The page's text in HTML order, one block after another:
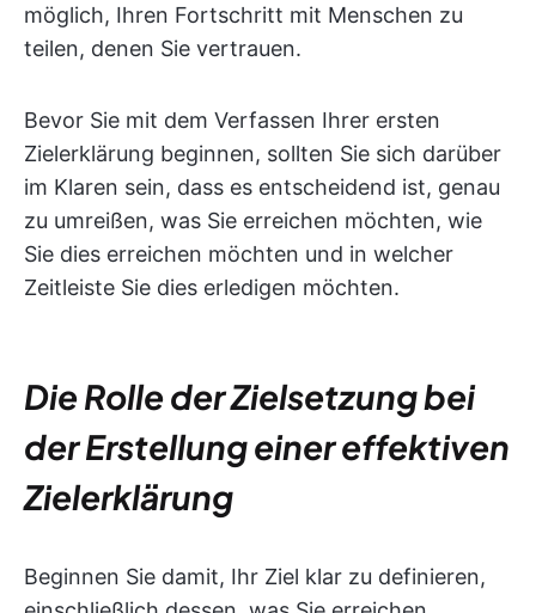
möglich, Ihren Fortschritt mit Menschen zu
teilen, denen Sie vertrauen.
Bevor Sie mit dem Verfassen Ihrer ersten
Zielerklärung beginnen, sollten Sie sich darüber
im Klaren sein, dass es entscheidend ist, genau
zu umreißen, was Sie erreichen möchten, wie
Sie dies erreichen möchten und in welcher
Zeitleiste Sie dies erledigen möchten.
Die Rolle der Zielsetzung bei
der Erstellung einer effektiven
Zielerklärung
Beginnen Sie damit, Ihr Ziel klar zu definieren,